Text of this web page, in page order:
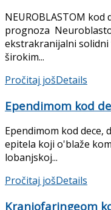
NEUROBLASTOM
prognoza
ekstrakranijalni solidni
širokim...
Pročitaj jošDetails
Ependimom kod
Ependimom kod dece,
epitela koji o'blaže
lobanjskoj...
Pročitaj jošDetails
Kraniofaringeom